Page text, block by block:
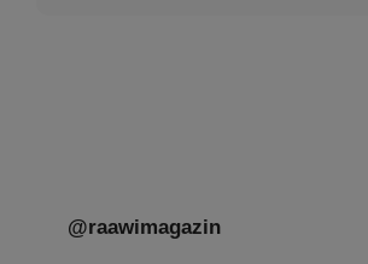
@raawimagazin